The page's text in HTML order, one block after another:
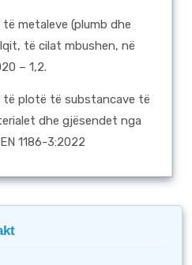
metaleve (plumb dhe
të cilat mbushen, në
– 1,2.
të plotë të substancave të
dhe gjësendet nga
1186-3:2022